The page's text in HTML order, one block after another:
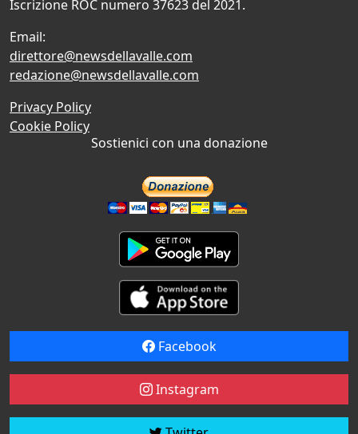
Iscrizione ROC numero 37623 del 2021.
Email:
direttore@newsdellavalle.com
redazione@newsdellavalle.com
Privacy Policy
Cookie Policy
Sostienici con una donazione
Facebook
Instagram